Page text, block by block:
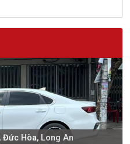
Đức Hòa, Long An